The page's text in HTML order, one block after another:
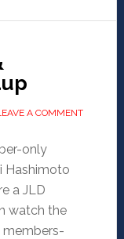
A COMMENT
only
Hashimoto
a JLD
watch the